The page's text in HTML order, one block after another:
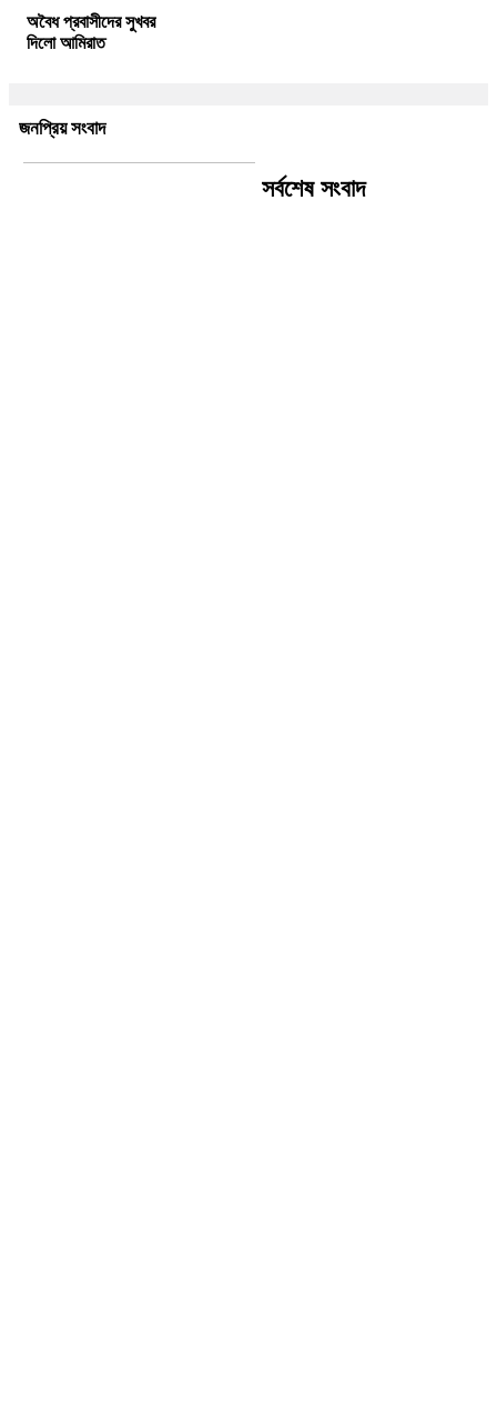
অবৈধ প্রবাসীদের সুখবর
দিলো আমিরাত
জনপ্রিয় সংবাদ
সর্বশেষ সংবাদ